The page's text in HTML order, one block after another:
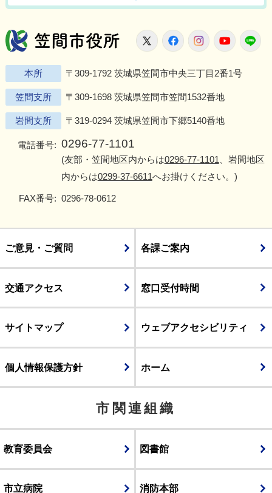
笠間市役所
X FacebookInstagram
本所 〒309-1792 茨城県笠間市中央三丁目2番1号
笠間支所 〒309-1698 茨城県笠間市笠間1532番地
岩間支所 〒319-0294 茨城県笠間市下郷5140番地
電話番号: 0296-77-1101
(友部・笠間地区内からは0296-77-1101 、岩間地区
内からは0299-37-6611へお掛けください。)
FAX番号: 0296-78-0612
ご意見・ご質問 各課ご案内
交通アクセス 窓口受付時間
サイトマップ ウェブアクセシビリティ
個人情報保護方針 ホーム
市関連組織
教育委員会 図書館
市立病院 消防本部